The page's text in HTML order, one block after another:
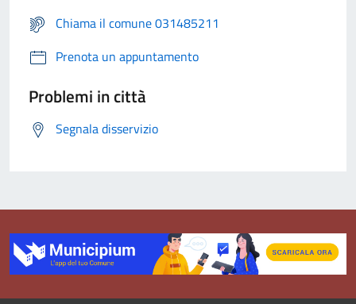
Chiama il comune 031485211
Prenota un appuntamento
Problemi in città
Segnala disservizio